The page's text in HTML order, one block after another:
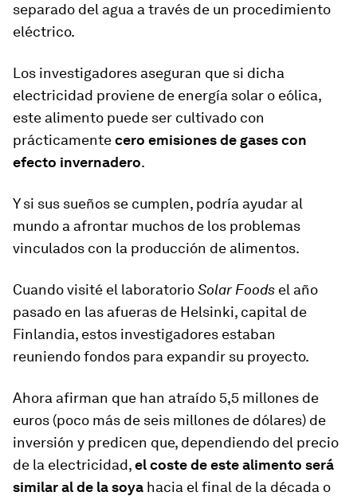
separado del agua a través de un procedimiento
eléctrico.
Los investigadores aseguran que si dicha
electricidad proviene de energía solar o eólica,
este alimento puede ser cultivado con
prácticamentecero emisiones de gases con
efecto invernadero.
Y si sus sueños se cumplen, podría ayudar al
mundo a afrontar muchos de los problemas
vinculados con la producción de alimentos.
Cuando visité el laboratorioSolar Foods el año
pasado en las afueras de Helsinki, capital de
Finlandia, estos investigadores estaban
reuniendo fondos para expandir su proyecto.
Ahora afirman que han atraído 5,5 millones de
euros (poco más de seis millones de dólares) de
inversión y predicen que, dependiendo del precio
de la electricidad,el coste de este alimento será
similar al de la soya hacia el final de la década o